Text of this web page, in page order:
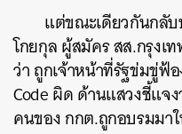
แต่ขณะเดียวกันกลั
โกยกุล ผู้สมัคร สส.กรุงเ
ว่า ถูกเจ้าหน้าที่รัฐข่มขู่ฟ้
Code ผิด ด้านแสวงชี้แจง
คนของ กกต.ถูกอบรมมา
SHARE